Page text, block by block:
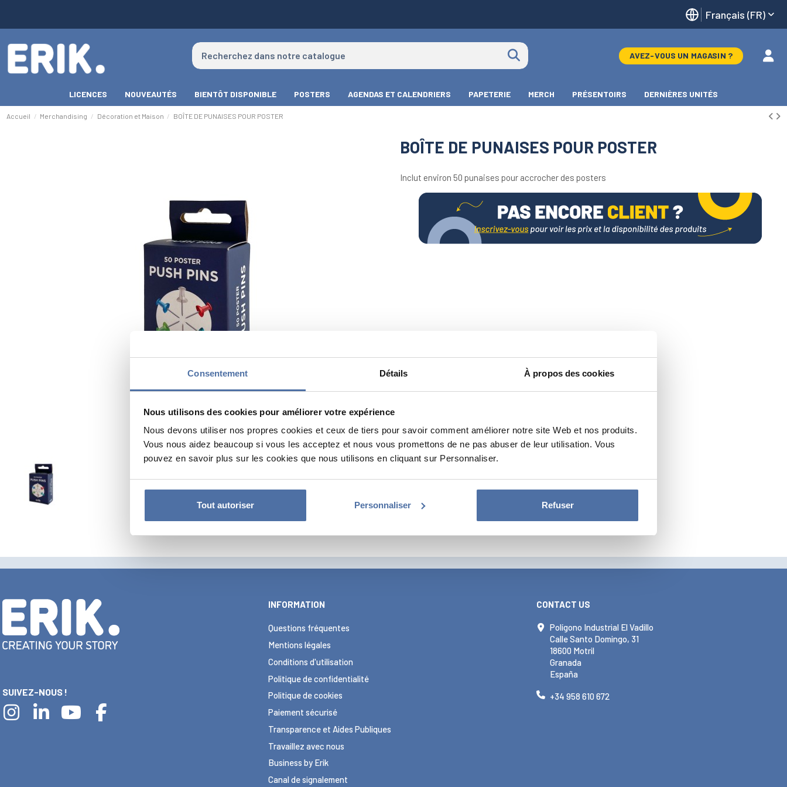
Consentement Détails À propos des cookies
Nous utilisons des cookies pour améliorer votre expérience
Nous devons utiliser nos propres cookies et ceux de tiers pour savoir comment améliorer notre site Web et nos produits.
Vous nous aidez beaucoup si vous les acceptez et nous vous promettons de ne pas abuser de leur utilisation. Vous
pouvez en savoir plus sur les cookies que nous utilisons en cliquant sur Personnaliser.
Refuser
Personnaliser
Tout autoriser
Français (FR)
AVEZ-VOUS UN MAGASIN ?
LICENCES NOUVEAUTÉS BIENTÔT DISPONIBLE POSTERS AGENDAS ET CALENDRIERS PAPETERIE MERCH PRÉSENTOIRS DERNIÈRES UNITÉS
Accueil Merchandising Décoration et Maison BOÎTE DE PUNAISES POUR POSTER
BOÎTE DE PUNAISES POUR POSTER
Inclut environ 50 punaises pour accrocher des posters
SUIVEZ-NOUS !
INFORMATION
Questions fréquentes
Mentions légales
Conditions d'utilisation
Politique de confidentialité
Politique de cookies
Paiement sécurisé
Transparence et Aides Publiques
Travaillez avec nous
Business by Erik
Canal de signalement
CONTACT US
Polígono Industrial El Vadillo
Calle Santo Domingo, 31
18600 Motril
Granada
España
+34 958 610 672